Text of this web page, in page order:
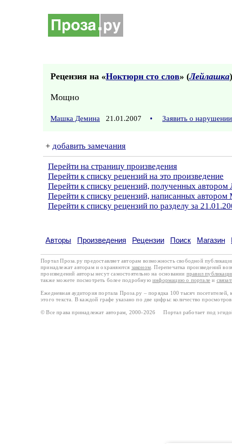
Рецензия на «Ноктюрн сто слов» (Лейлашка)
Мощно
Машка Демина 21.01.2007 • Заявить о нарушении
+ добавить замечания
Перейти на страницу произведения
Перейти к списку рецензий на это произведение
Перейти к списку рецензий, полученных
Перейти к списку рецензий, написанных
Перейти к списку рецензий по разделу за
Авторы Произведения Рецензии Поиск Магазин
Портал Проза.ру предоставляет авторам возможность свободной
принадлежат авторам и охраняются законом . Перепечатка произведений
произведений авторы несут самостоятельно на основании правил
также можете посмотреть более подробную информацию о портале и
Ежедневная аудитория портала Проза.ру – порядка 100 тысяч
этого текста. В каждой графе указано по две цифры: количество просмотров
© Все права принадлежат авторам, 2000-2026 Портал работает под